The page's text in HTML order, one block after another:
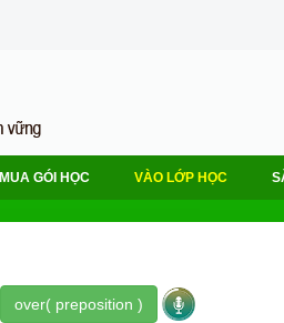
MUA GÓI HỌC VÀO LỚP HỌC
over( preposition )